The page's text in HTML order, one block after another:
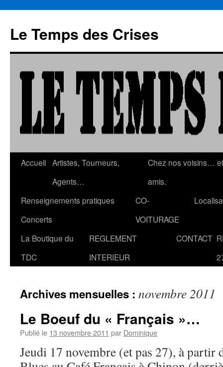
contenu
Le Temps des Crises
Accueil Artistes, Tourneurs,
Agents…
Chez nos voisins… et
amis.
Renseignements pratiques
Concerts
CO-
VOITURAGE
La Boutique du
TDC
REGLEMENT
INTERIEUR
CONTACT
Archives mensuelles : novembre 2011
Le Boeuf du « Français »…
Publié le 13 novembre 2011 par Dominique
Jeudi 17 novembre (et pas 27), à partir